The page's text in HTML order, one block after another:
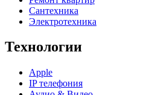
Сантехника
Электротехника
Технологии
Apple
IP телефония